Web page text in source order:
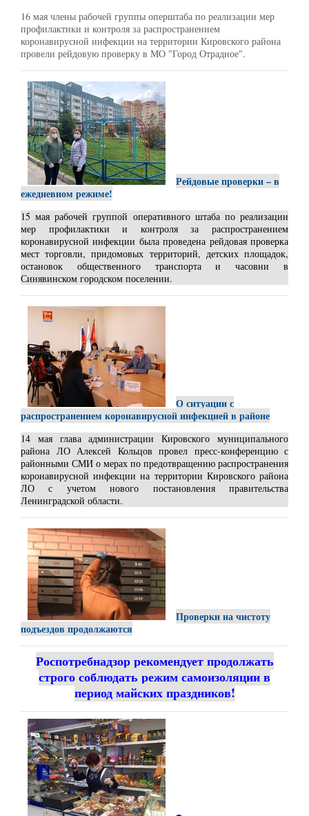
16 мая члены рабочей группы оперштаба по реализации мер
профилактики и контроля за распространением
коронавирусной инфекции на территории Кировского района
провели рейдовую проверку в МО "Город Отрадное".
Рейдовые проверки – в
ежедневном режиме!
15 мая рабочей группой оперативного штаба по реализации
мер профилактики и контроля за распространением
коронавирусной инфекции была проведена рейдовая проверка
мест торговли, придомовых территорий, детских площадок,
остановок общественного транспорта и часовни в
Синявинском городском поселении.
О ситуации с
распространением коронавирусной инфекцией в районе
14 мая глава администрации Кировского муниципального
района ЛО Алексей Кольцов провел пресс-конференцию с
районными СМИ о мерах по предотвращению распространения
коронавирусной инфекции на территории Кировского района
ЛО с учетом нового постановления правительства
Ленинградской области.
Проверки на чистоту
подъездов продолжаются
Роспотребнадзор рекомендует продолжать
строго соблюдать режим самоизоляции в
период майских праздников!